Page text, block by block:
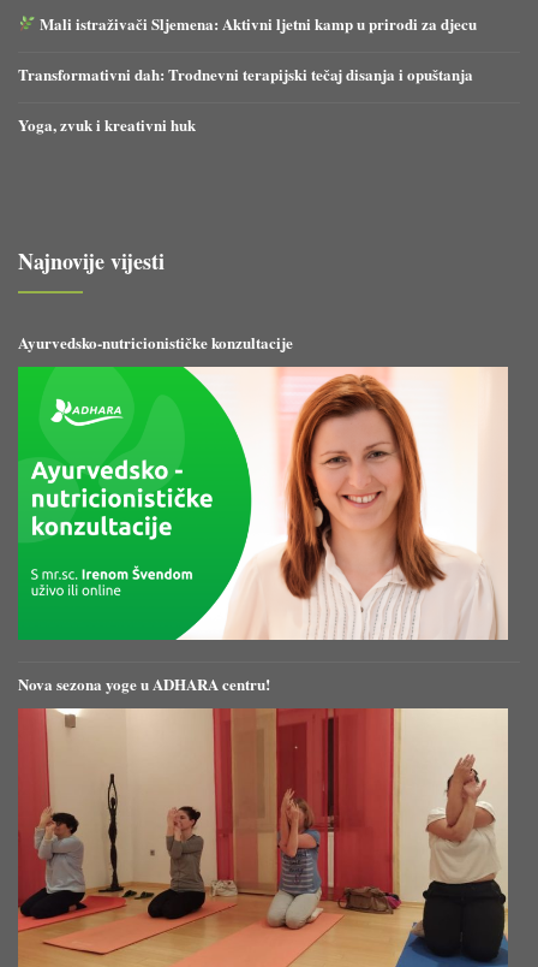
Mali istraživači Sljemena: Aktivni ljetni kamp u prirodi za djecu
Transformativni dah: Trodnevni terapijski tečaj disanja i opuštanja
Yoga, zvuk i kreativni huk
Najnovije vijesti
Ayurvedsko-nutricionističke konzultacije
Nova sezona yoge u ADHARA centru!